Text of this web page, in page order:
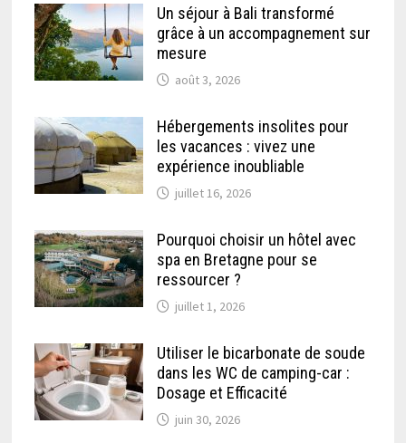
Un séjour à Bali transformé
grâce à un accompagnement sur
mesure
août 3, 2026
Hébergements insolites pour
les vacances : vivez une
expérience inoubliable
juillet 16, 2026
Pourquoi choisir un hôtel avec
spa en Bretagne pour se
ressourcer ?
juillet 1, 2026
Utiliser le bicarbonate de soude
dans les WC de camping-car :
Dosage et Efficacité
juin 30, 2026